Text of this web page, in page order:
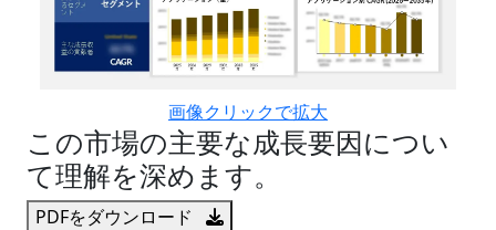
画像クリックで拡大
この市場の主要な成長要因につい
て理解を深めます。
PDFをダウンロード